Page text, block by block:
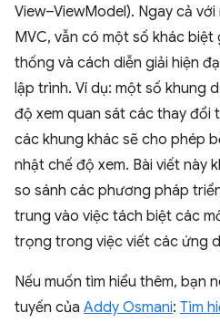
View–ViewModel). Ngay cả
MVC, vẫn có một số khác biệt
thống và cách diễn giải hiện
lập trình. Ví dụ: một số khung
độ xem quan sát các thay đổi
các khung khác sẽ cho phép
nhật chế độ xem. Bài viết này
so sánh các phương pháp
trung vào việc tách biệt các
trọng trong việc viết các ứng
Nếu muốn tìm hiểu thêm, bạn
tuyến của Addy Osmani: Tìm